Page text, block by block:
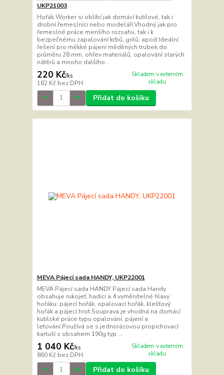
UKP21003
Hořák Worker si oblíbí jak domácí kutilové, tak i
drobní řemeslníci nebo modeláři.Vhodný jak pro
řemeslné práce menšího rozsahu, tak i k
bezpečnému zapalování krbů, grilů, apod.Ideální
řešení pro měkké pájení měděných trubek do
průměru 28 mm, ohřev materiálů, opalování starých
nátěrů a mnoho dalšího...
220 Kč/ks
182 Kč bez DPH
Skladem v externím
skladu
Přidat do košíku
MEVA Pájecí sada HANDY, UKP22001
MEVA Pájecí sada HANDY Pájecí sada Handy
obsahuje rukojeť, hadici a 4 vyměnitelné hlavy
hořáku: pájecí hořák, opalovací hořák, klešťový
hořák a pájecí hrot.Souprava je vhodná na domácí
kutilské práce typu opalování, pájení a
letování.Používá se s jednorázovou propichovací
kartuší s obsahem 190g typ ...
1 040 Kč/ks
860 Kč bez DPH
Skladem v externím
skladu
Přidat do košíku